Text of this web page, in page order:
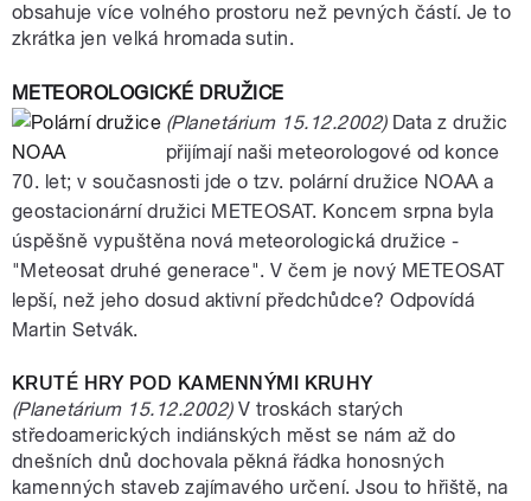
obsahuje více volného prostoru než pevných částí. Je to
zkrátka jen velká hromada sutin.
METEOROLOGICKÉ DRUŽICE
(Planetárium 15.12.2002)Data z družic
přijímají naši meteorologové od konce
70. let; v současnosti jde o tzv. polární družice NOAA a
geostacionární družici METEOSAT. Koncem srpna byla
úspěšně vypuštěna nová meteorologická družice -
"Meteosat druhé generace". V čem je nový METEOSAT
lepší, než jeho dosud aktivní předchůdce? Odpovídá
Martin Setvák.
KRUTÉ HRY POD KAMENNÝMI KRUHY
(Planetárium 15.12.2002)V troskách starých
středoamerických indiánských měst se nám až do
dnešních dnů dochovala pěkná řádka honosných
kamenných staveb zajímavého určení. Jsou to hřiště, na